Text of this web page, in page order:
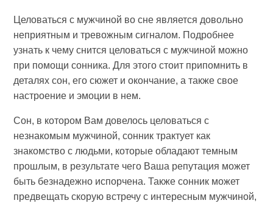
Целоваться с мужчиной во сне является довольно
неприятным и тревожным сигналом. Подробнее
узнать к чему снится целоваться с мужчиной можно
при помощи сонника. Для этого стоит припомнить в
деталях сон, его сюжет и окончание, а также свое
настроение и эмоции в нем.
Сон, в котором Вам довелось целоваться с
незнакомым мужчиной, сонник трактует как
знакомство с людьми, которые обладают темным
прошлым, в результате чего Ваша репутация может
быть безнадежно испорчена. Также сонник может
предвещать скорую встречу с интересным мужчиной,